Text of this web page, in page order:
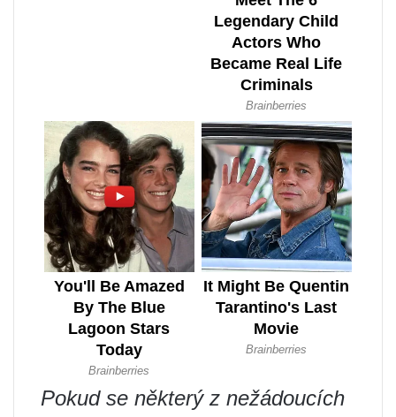
Pokud se některý z nežádoucích